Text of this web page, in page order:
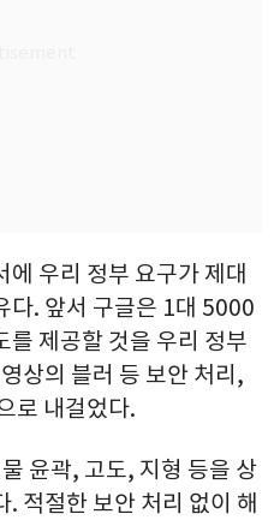
우리 정부 요구가 제대
다. 앞서 구글은 1대 5000
를 제공할 것을 우리 정부
상의 블러 등 보안 처리,
로 내걸었다.
윤곽, 고도, 지형 등을 상
적절한 보안 처리 없이 해